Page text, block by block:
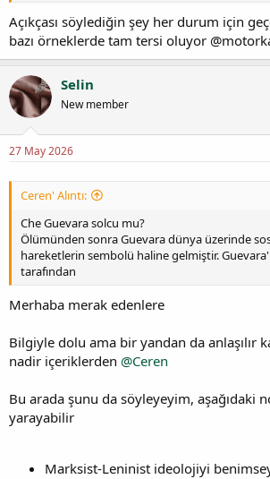
Açıkçası söylediğin şey her durum için
bazı örneklerde tam tersi oluyor
Selin
New member
27 May 2026
Ceren' Alıntı:
Che Guevara solcu mu?
Ölümünden sonra Guevara dünya üzerinde
hareketlerin sembolü haline gelmiştir.
tarafından
Merhaba merak edenlere
Bilgiyle dolu ama bir yandan da anlaşılır
nadir içeriklerden @Ceren
Bu arada şunu da söyleyeyim, aşağıdaki
yarayabilir
Marksist-Leninist ideolojiyi